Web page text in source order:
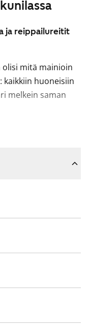
ja reippailureitit
olisi mitä mainioin
kaikkiin huoneisiin
melkein saman
pysyy kesäisin
on
Laittakaa